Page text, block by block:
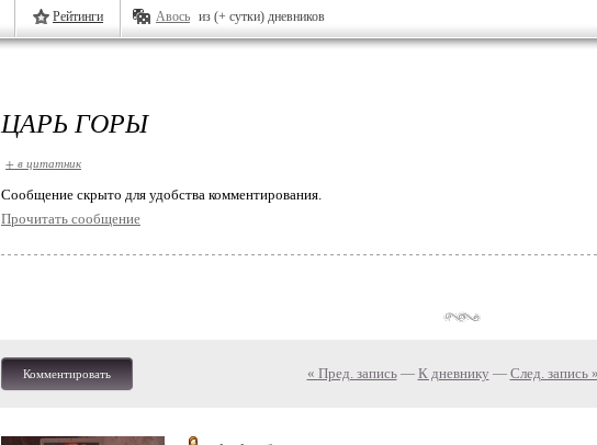
Рейтинги Авось из (+ сутки) дневников
ЦАРЬ ГОРЫ
+ в цитатник
Cообщение скрыто для удобства комментирования.
Прочитать сообщение
Комментировать « Пред. запись— К дневнику — След. запись »